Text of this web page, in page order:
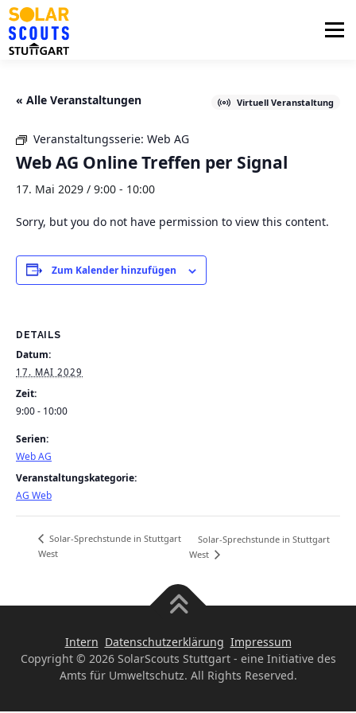
Zum
Inhalt
springen
Menü
« Alle Veranstaltungen Virtuell Veranstaltung
Veranstaltungsserie: Web AG
Web AG Online Treffen per Signal
17. Mai 2029 / 9:00 - 10:00
Sorry, but you do not have permission to view this content.
Zum Kalender hinzufügen
DETAILS
Datum:
17. MAI 2029
Zeit:
9:00 - 10:00
Serien:
Web AG
Veranstaltungskategorie:
AG Web
Solar-Sprechstunde in Stuttgart
West
Solar-Sprechstunde in Stuttgart
West
Intern Datenschutzerklärung Impressum
Copyright © 2026 SolarScouts Stuttgart - eine Initiative des
Amts für Umweltschutz. All Rights Reserved.